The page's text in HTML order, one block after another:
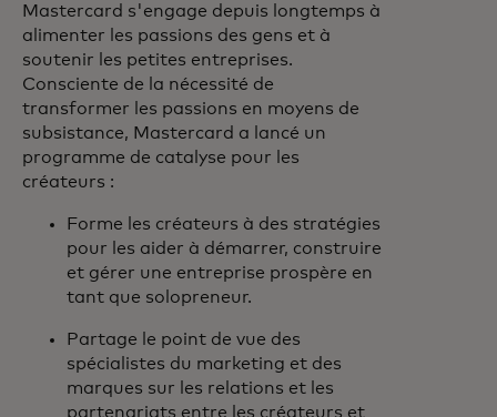
Mastercard s'engage depuis longtemps à
alimenter les passions des gens et à
soutenir les petites entreprises.
Consciente de la nécessité de
transformer les passions en moyens de
subsistance, Mastercard a lancé un
programme de catalyse pour les
créateurs :
Forme les créateurs à des stratégies
pour les aider à démarrer, construire
et gérer une entreprise prospère en
tant que solopreneur.
Partage le point de vue des
spécialistes du marketing et des
marques sur les relations et les
partenariats entre les créateurs et